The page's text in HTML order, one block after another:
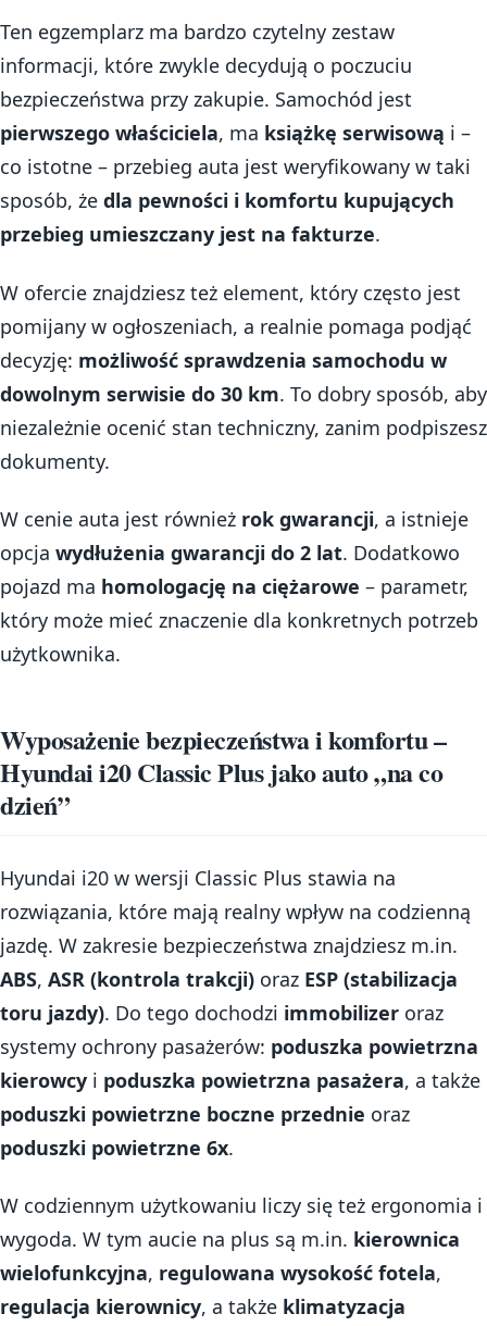
Ten egzemplarz ma bardzo czytelny zestaw
informacji, które zwykle decydują o poczuciu
bezpieczeństwa przy zakupie. Samochód jest
pierwszego właściciela, ma książkę serwisową i –
co istotne – przebieg auta jest weryfikowany w taki
sposób, że dla pewności i komfortu kupujących
przebieg umieszczany jest na fakturze.
W ofercie znajdziesz też element, który często jest
pomijany w ogłoszeniach, a realnie pomaga podjąć
decyzję: możliwość sprawdzenia samochodu w
dowolnym serwisie do 30 km. To dobry sposób, aby
niezależnie ocenić stan techniczny, zanim podpiszesz
dokumenty.
W cenie auta jest również rok gwarancji, a istnieje
opcja wydłużenia gwarancji do 2 lat. Dodatkowo
pojazd ma homologację na ciężarowe – parametr,
który może mieć znaczenie dla konkretnych potrzeb
użytkownika.
Wyposażenie bezpieczeństwa i komfortu –
Hyundai i20 Classic Plus jako auto „na co
dzień”
Hyundai i20 w wersji Classic Plus stawia na
rozwiązania, które mają realny wpływ na codzienną
jazdę. W zakresie bezpieczeństwa znajdziesz m.in.
ABS, ASR (kontrola trakcji) oraz ESP (stabilizacja
toru jazdy). Do tego dochodzi immobilizer oraz
systemy ochrony pasażerów: poduszka powietrzna
kierowcy i poduszka powietrzna pasażera, a także
poduszki powietrzne boczne przednie oraz
poduszki powietrzne 6x.
W codziennym użytkowaniu liczy się też ergonomia i
wygoda. W tym aucie na plus są m.in. kierownica
wielofunkcyjna, regulowana wysokość fotela,
regulacja kierownicy, a także klimatyzacja